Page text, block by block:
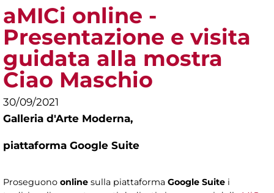
aMICi online -
Presentazione e visita
guidata alla mostra
Ciao Maschio
30/09/2021
Galleria d'Arte Moderna,
piattaforma Google Suite
Proseguono online sulla piattaforma Google Suite i